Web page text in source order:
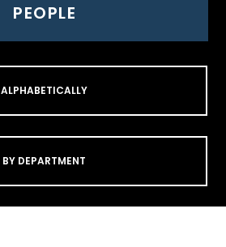
PEOPLE
ALPHABETICALLY
BY DEPARTMENT